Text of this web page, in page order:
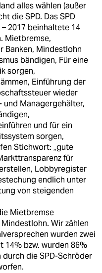
alles wählen (außer
die SPD. Das SPD
2017 beinhaltete 14
Mietbremse,
Banken, Mindestlohn
bändigen, Für eine
sorgen,
Einführung der
wieder
und Managergehälter,
und für ein
sorgen,
Stichwort: „gute
für
Lobbyregister
endlich unter
von steigenden
Mietbremse
Wir zählen
wurden zwei
14% bzw. wurden 86%
die SPD-Schröder